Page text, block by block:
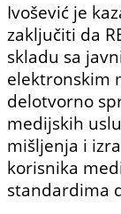
Ivošević je
zaključiti da
skladu sa
elektronskim
delotvorno
medijskih
mišljenja i
korisnika
standardima